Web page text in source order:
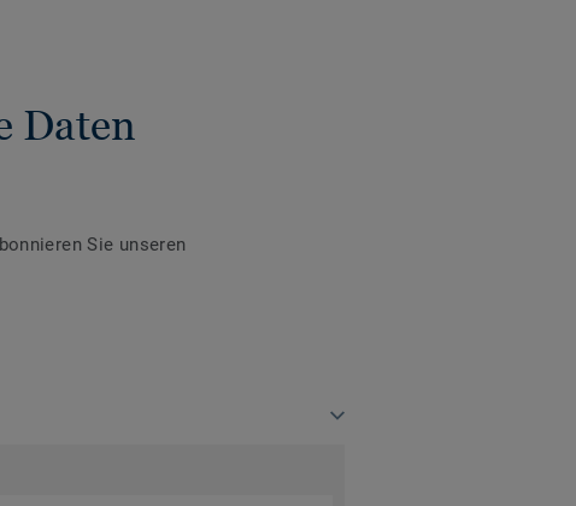
Daten
Sie unseren